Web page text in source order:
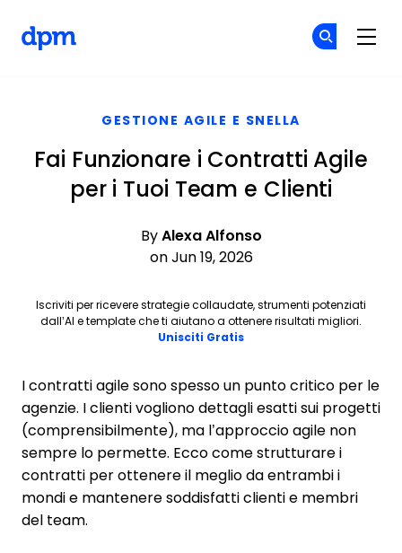
GESTIONE AGILE E SNELLA
Fai Funzionare i Contratti Agile
per i Tuoi Team e Clienti
By Alexa Alfonso
on Jun 19, 2026
Iscriviti per ricevere strategie collaudate, strumenti potenziati
dall’AI e template che ti aiutano a ottenere risultati migliori.
Unisciti GratisOpens new window
I contratti agile sono spesso un punto critico per le
agenzie. I clienti vogliono dettagli esatti sui progetti
(comprensibilmente), ma l’approccio agile non
sempre lo permette. Ecco come strutturare i
contratti per ottenere il meglio da entrambi i
mondi e mantenere soddisfatti clienti e membri
del team.